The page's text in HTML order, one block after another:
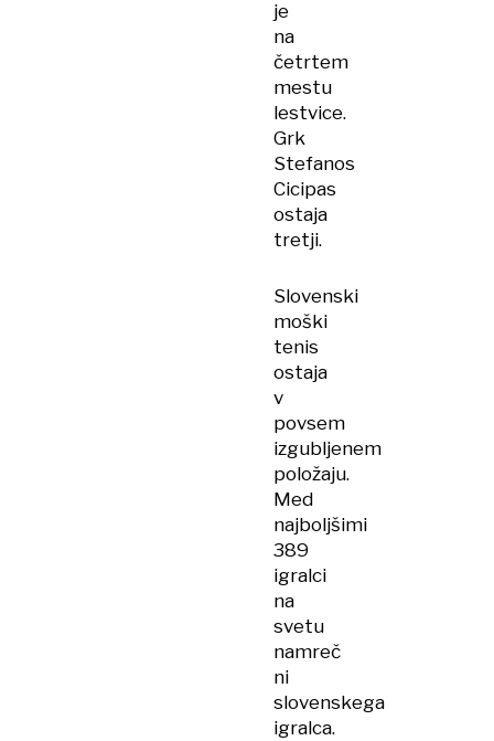
je
na
četrtem
mestu
lestvice.
Grk
Stefanos
Cicipas
ostaja
tretji.
Slovenski
moški
tenis
ostaja
v
povsem
izgubljenem
položaju.
Med
najboljšimi
389
igralci
na
svetu
namreč
ni
slovenskega
igralca.